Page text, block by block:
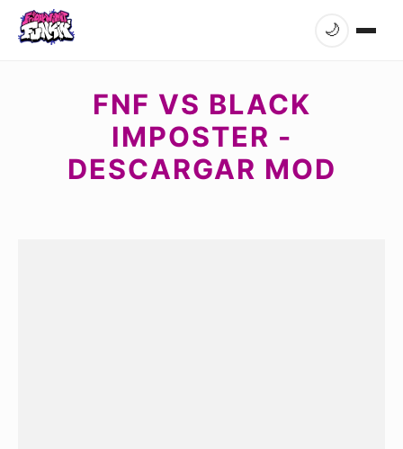
🌙
FNF VS BLACK
IMPOSTER -
DESCARGAR MOD